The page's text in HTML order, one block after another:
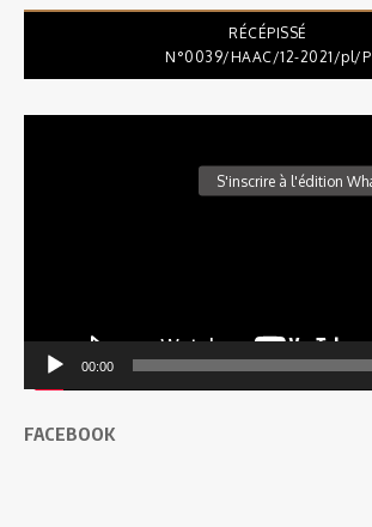
RÉCÉPISSÉ
N°0039/HAAC/12-2021/pl/P
00:00
FACEBOOK